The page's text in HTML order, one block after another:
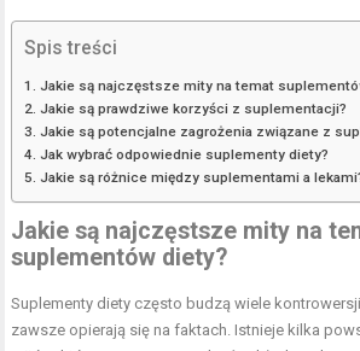
Spis treści
Jakie są najczęstsze mity na temat
Jakie są prawdziwe korzyści z suplementacji?
Jakie są potencjalne zagrożenia związane z
Jak wybrać odpowiednie suplementy diety?
Jakie są różnice między suplementami a
Jakie są najczęstsze mity na
suplementów diety?
Suplementy diety często budzą wiele
zawsze opierają się na faktach. Istnieje kilka